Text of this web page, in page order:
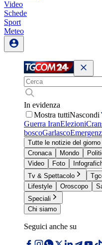
Video
Schede
Sport
Meteo
In evidenza
Mostra tuttiNascondi
Guerra IranElezioni
boscoGarlasco
Tutte le notizie del giorno
Cronaca
Mondo
Video
Foto
Tv & Spettacolo
Lifestyle
Oroscopo
Speciali
Chi siamo
Seguici anche su